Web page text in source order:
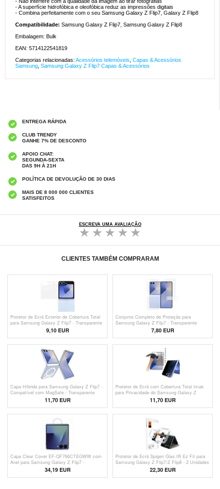
- A superfície hidrofóbica e oleofóbica reduz as impressões digitais
- Combina perfeitamente com o seu Samsung Galaxy Z Flip7, Galaxy Z Flip8
Compatibilidade: Samsung Galaxy Z Flip7, Samsung Galaxy Z Flip8
Embalagem: Bulk
EAN: 5714122541819
Categorias relacionadas: Acessórios telemóveis Capas & Acessórios
Samsung Samsung Galaxy Z Flip7 Capas & Acessórios
ENTREGA RÁPIDA
CLUB TRENDY
GANHE 7% DE DESCONTO
APOIO CHAT:
SEGUNDA-SEXTA
DAS 9H À 21H
POLÍTICA DE DEVOLUÇÃO DE 30 DIAS
MAIS DE 8 000 000 CLIENTES
SATISFEITOS
ESCREVA UMA AVALIAÇÃO
CLIENTES TAMBÉM COMPRARAM
Protetor de Ecrã Exterior de Cobertura Total
para Samsung Galaxy Z Flip7 - Transparente
9,10 EUR
Conjunto Completo de Proteção para
Samsung Galaxy Z Flip7 - Transparente
7,80 EUR
Capa Híbrida para Samsung Galaxy Z Flip7 -
Compatível com MagSafe - Transparente
11,70 EUR
Protetor de Ecrã com Cobertura Total Imak
para Privacidade do Samsung Galaxy Z
11,70 EUR
Capa Clear Cover EF-QF766CTEGWW com
Anel para Samsung Galaxy Z Flip7 -
34,19 EUR
Protetor de Ecrã Spigen Glas.tR Ez Fit para
Samsung Galaxy Z Flip7/Z Flip8 - 2 Unidades
22,30 EUR